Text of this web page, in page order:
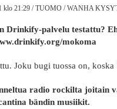
klo 21:29 /TUOMO /WANHA
Drinkify-palvelu testattu?
mokoma
Joku bugi tuossa on,
radio rockilta joitain
bändin musiikit.